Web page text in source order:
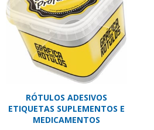
RÓTULOS ADESIVOS
ETIQUETAS SUPLEMENTOS E
MEDICAMENTOS